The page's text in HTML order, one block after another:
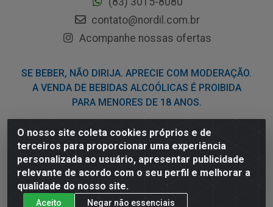
O nosso site coleta cookies próprios e de
terceiros para proporcionar uma experiência
personalizada ao usuário, apresentar publicidade
relevante de acordo com o seu perfil e melhorar a
qualidade do nosso site.
Aceito Negar não essenciais
contato@nordil.com.br
Acompanhe nossas ofertas
SE BEBER, NÃO DIRIJA. APRECIE COM MODERAÇÃO.
A VENDA DE BEBIDAS ALCOÓLICAS É PROIBIDA
PARA MENORES DE 18 ANOS.
Nordil Distribuidora - Avenida Liberdade, 2738, Bloco F -
Sesi - Bayeux/PB - CEP 58.111-400 - CNPJ
03.775.813/0001-41